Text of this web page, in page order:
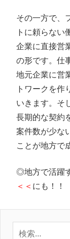
その一方で、
トに頼らない
企業に直接営
の形です。仕
地元企業に営
トワークを作
いきます。そ
長期的な契約
案件数が少な
ことが地方で
◎地方で活躍
＜＜ にも！！